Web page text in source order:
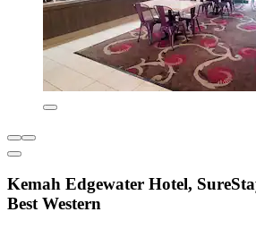
Kemah Edgewater Hotel,
Best Western